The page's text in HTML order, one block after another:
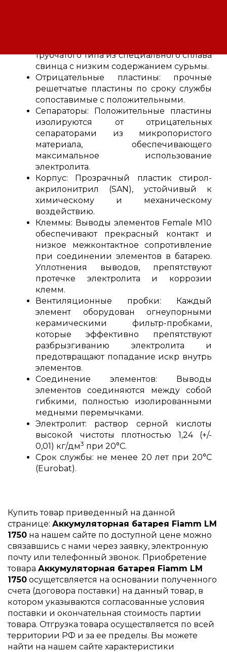
трубчатого типа из специального сплава
свинца с низким содержанием сурьмы.
Отрицательные пластины: прочные
решетчатые пластины по сроку службы
сопоставимые с положительными.
Сепараторы: Положительные пластины
изолируются от отрицательных
сепараторами из микропористого
материала, обеспечивающего
максимальное использование
электролита.
Корпус: Прозрачный пластик стирол-
акрилонитрил (SAN), устойчивый к
химическому и механическому
воздействию.
Клеммы: Выводы элементов Female M10
обеспечивают прекрасный контакт и
низкое межконтактное сопротивление
при соединении элементов в батарею.
Уплотнения выводов, препятствуют
протечке электролита и коррозии
клемм.
Вентиляционные пробки: Каждый
элемент оборудован огнеупорными
керамическими фильтр-пробками,
которые эффективно препятствуют
разбрызгиванию электролита и
предотвращают попадание искр внутрь
элементов.
Соединение элементов: Выводы
элементов соединяются между собой
гибкими, полностью изолированными
медными перемычками.
Электролит: раствор серной кислоты
высокой чистоты плотностью 1,24 (+/-
0,01) кг/дм3 при 20°С.
Срок службы: не менее 20 лет при 20°C
(Eurobat).
Купить товар приведенный на данной
странице: Аккумуляторная батарея Fiamm LM
1750 на нашем сайте по доступной цене можно
связавшись с нами через заявку, электронную
почту или телефонный звонок. Приобретение
товара Аккумуляторная батарея Fiamm LM
1750 осущетсвляется на основании полученного
счета (договора поставки) на данный товар, в
котором указываются согласованные условия
поставки и окончательная стоимость партии
товара. Отгрузка товара осуществляется по всей
территории РФ и за ее пределы. Вы можете
найти на нашем сайте характеристики